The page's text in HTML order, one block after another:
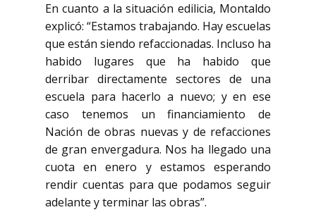
En cuanto a la situación edilicia, Montaldo
explicó: “Estamos trabajando. Hay escuelas
que están siendo refaccionadas. Incluso ha
habido lugares que ha habido que
derribar directamente sectores de una
escuela para hacerlo a nuevo; y en ese
caso tenemos un financiamiento de
Nación de obras nuevas y de refacciones
de gran envergadura. Nos ha llegado una
cuota en enero y estamos esperando
rendir cuentas para que podamos seguir
adelante y terminar las obras”.